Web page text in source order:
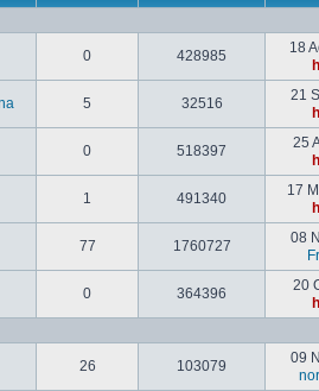
0 428985
18
5 32516
21
0 518397
25
1 491340
17
77 1760727
08
0 364396
20
26 103079
09